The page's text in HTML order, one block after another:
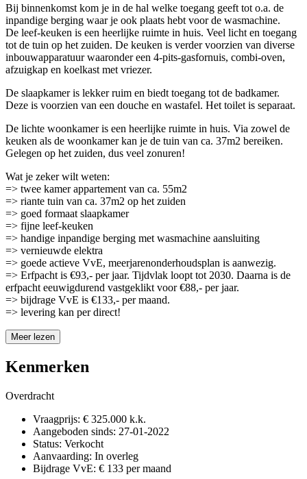
Bij binnenkomst kom je in de hal welke toegang geeft tot o.a. de
inpandige berging waar je ook plaats hebt voor de wasmachine.
De leef-keuken is een heerlijke ruimte in huis. Veel licht en toegang
tot de tuin op het zuiden. De keuken is verder voorzien van diverse
inbouwapparatuur waaronder een 4-pits-gasfornuis, combi-oven,
afzuigkap en koelkast met vriezer.
De slaapkamer is lekker ruim en biedt toegang tot de badkamer.
Deze is voorzien van een douche en wastafel. Het toilet is separaat.
De lichte woonkamer is een heerlijke ruimte in huis. Via zowel de
keuken als de woonkamer kan je de tuin van ca. 37m2 bereiken.
Gelegen op het zuiden, dus veel zonuren!
Wat je zeker wilt weten:
=> twee kamer appartement van ca. 55m2
=> riante tuin van ca. 37m2 op het zuiden
=> goed formaat slaapkamer
=> fijne leef-keuken
=> handige inpandige berging met wasmachine aansluiting
=> vernieuwde elektra
=> goede actieve VvE, meerjarenonderhoudsplan is aanwezig.
=> Erfpacht is €93,- per jaar. Tijdvlak loopt tot 2030. Daarna is de
erfpacht eeuwigdurend vastgeklikt voor €88,- per jaar.
=> bijdrage VvE is €133,- per maand.
=> levering kan per direct!
Meer lezen
Kenmerken
Overdracht
Vraagprijs: € 325.000 k.k.
Aangeboden sinds: 27-01-2022
Status: Verkocht
Aanvaarding: In overleg
Bijdrage VvE: € 133 per maand